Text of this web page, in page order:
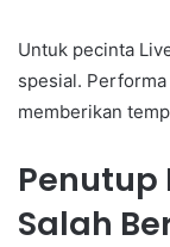
Untuk pecinta
spesial.
memberikan
Penutup
Salah